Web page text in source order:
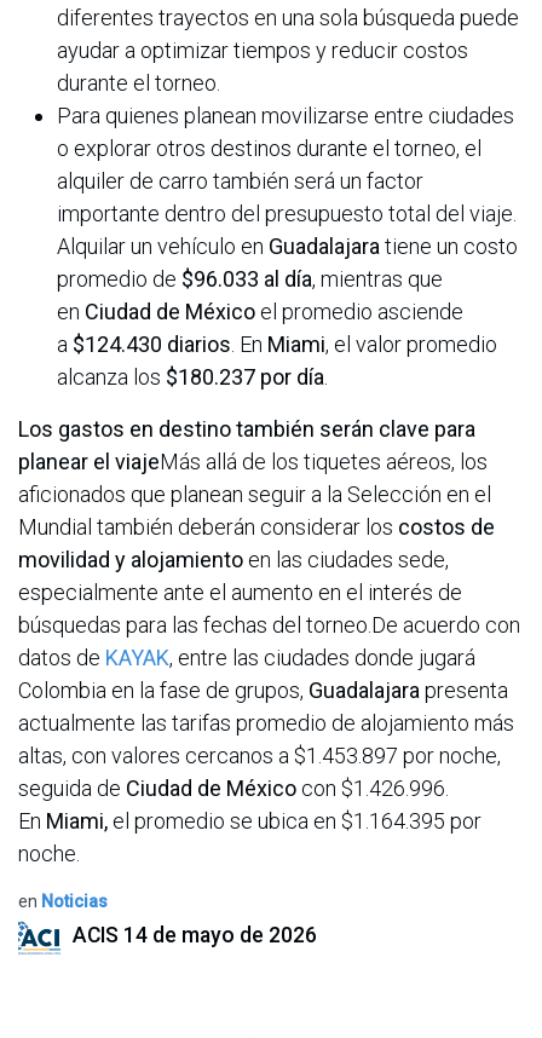
diferentes trayectos en una sola búsqueda puede
ayudar a optimizar tiempos y reducir costos
durante el torneo.
Para quienes planean movilizarse entre ciudades
o explorar otros destinos durante el torneo, el
alquiler de carro también será un factor
importante dentro del presupuesto total del viaje.
Alquilar un vehículo en Guadalajaratiene un costo
promedio de $96.033 al día, mientras que
en Ciudad de México el promedio asciende
a $124.430 diarios. En Miami, el valor promedio
alcanza los $180.237 por día.
Los gastos en destino también serán clave para
planear el viajeMás allá de los tiquetes aéreos, los
aficionados que planean seguir a la Selección en el
Mundial también deberán considerar los costos de
movilidad y alojamiento en las ciudades sede,
especialmente ante el aumento en el interés de
búsquedas para las fechas del torneo.De acuerdo con
datos de KAYAK, entre las ciudades donde jugará
Colombia en la fase de grupos, Guadalajarapresenta
actualmente las tarifas promedio de alojamiento más
altas, con valores cercanos a $1.453.897 por noche,
seguida de Ciudad de México con $1.426.996.
En Miami, el promedio se ubica en $1.164.395 por
noche.
en Noticias
ACIS 14 de mayo de 2026